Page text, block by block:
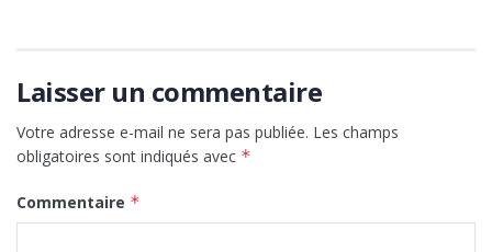
Laisser un commentaire
Votre adresse e-mail ne sera pas publiée. Les champs
obligatoires sont indiqués avec *
Commentaire *